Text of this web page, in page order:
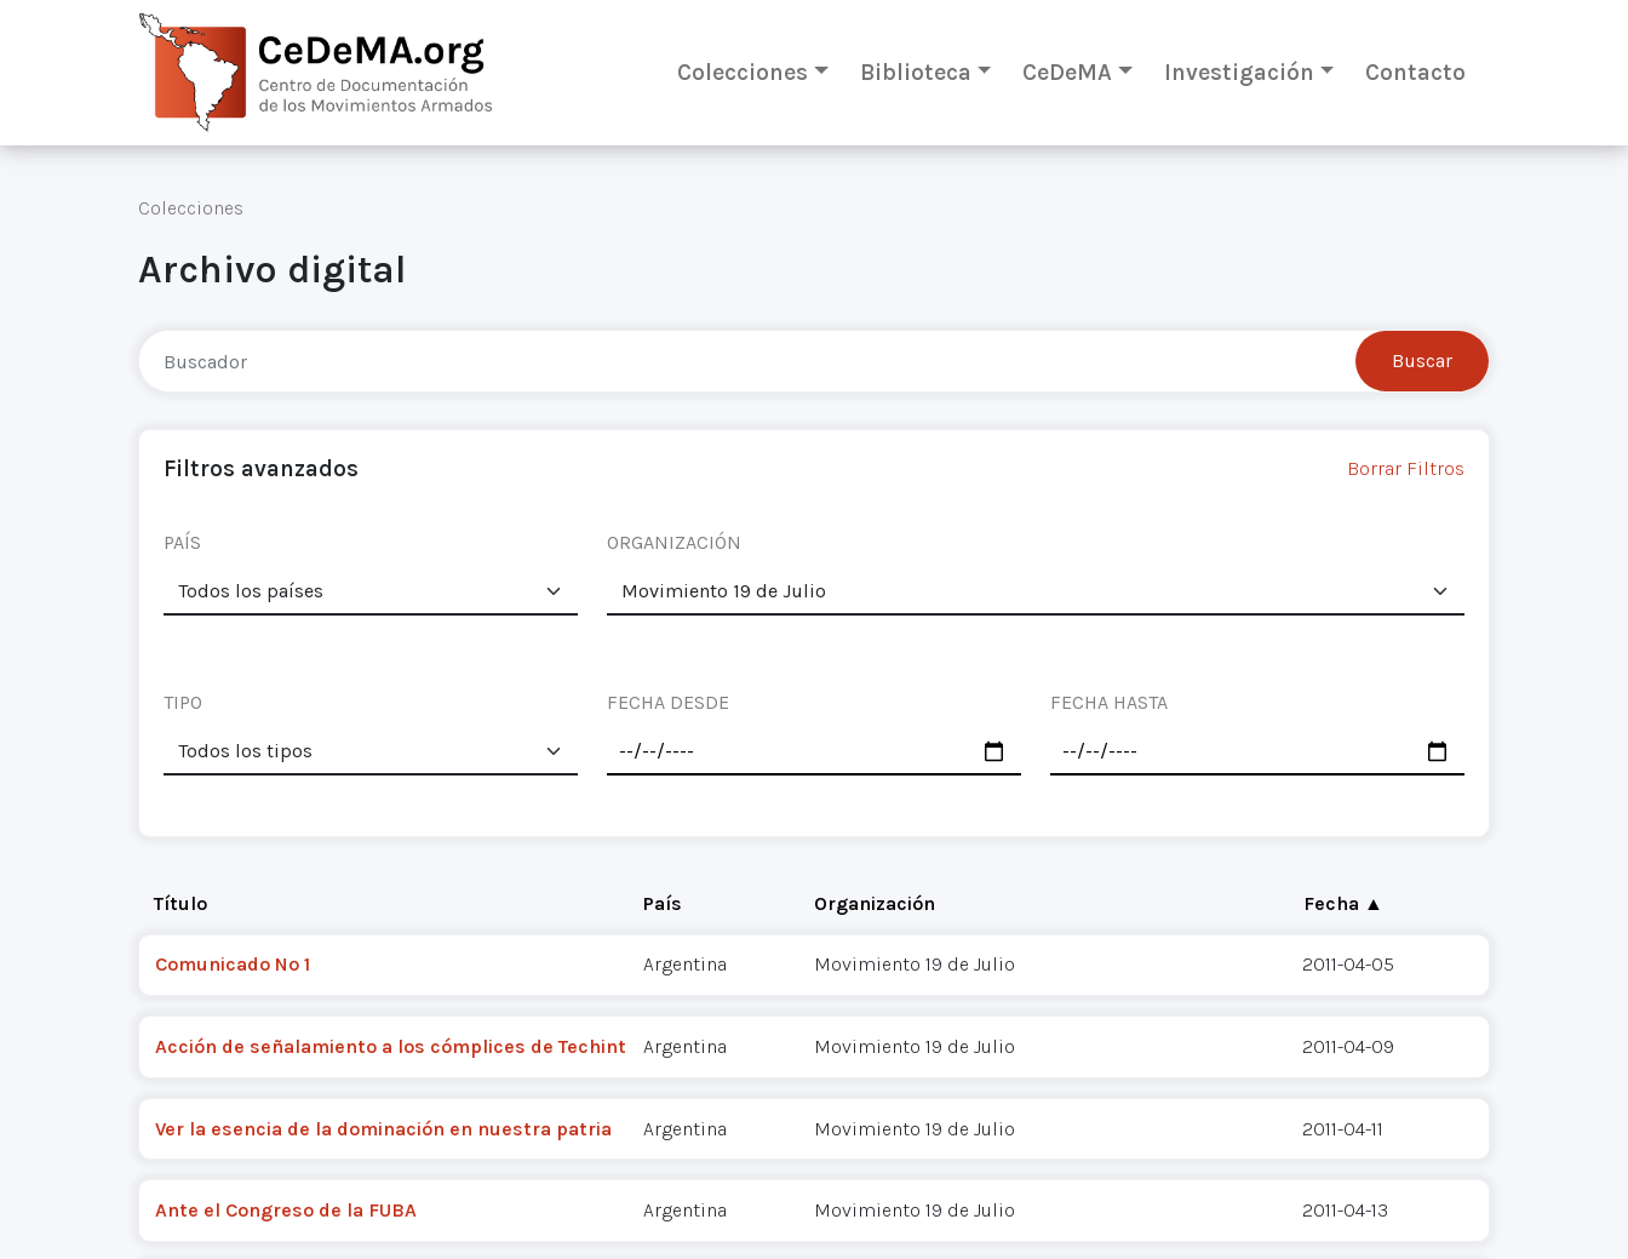
Colecciones Biblioteca CeDeMA Investigación Contacto
Colecciones
Archivo digital
Filtros avanzados Borrar Filtros
PAÍS ORGANIZACIÓN
TIPO FECHA DESDE FECHA HASTA
Título País Organización Fecha ▲
Comunicado Nº 1 Argentina Movimiento 19 de Julio 2011-04-05
Acción de señalamiento a los cómplices de Techint Argentina Movimiento 19 de Julio 2011-04-09
Ver la esencia de la dominación en nuestra patria Argentina Movimiento 19 de Julio 2011-04-11
Ante el Congreso de la FUBA Argentina Movimiento 19 de Julio 2011-04-13